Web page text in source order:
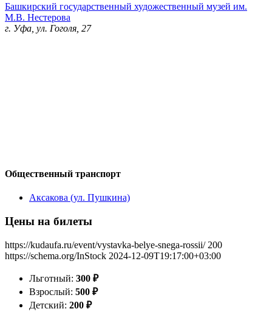
Башкирский государственный художественный музей им.
М.В. Нестерова
г. Уфа, ул. Гоголя, 27
Общественный транспорт
Аксакова (ул. Пушкина)
Цены на билеты
https://kudaufa.ru/event/vystavka-belye-snega-rossii/ 200
https://schema.org/InStock 2024-12-09T19:17:00+03:00
Льготный: 300 ₽
Взрослый: 500 ₽
Детский: 200 ₽